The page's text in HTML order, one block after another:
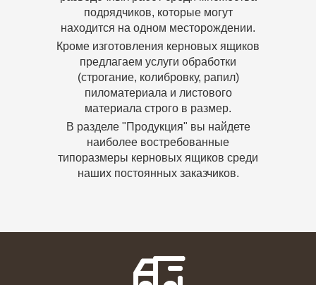
подрядчиков, которые могут
находится на одном месторождении.
Кроме изготовления керновых ящиков
предлагаем услуги обработки
(строгание, колибровку, рапил)
пиломатериала и листового
материала строго в размер.
В разделе "Продукция" вы найдете
наиболее востребованные
типоразмеры керновых ящиков среди
наших постоянных заказчиков.